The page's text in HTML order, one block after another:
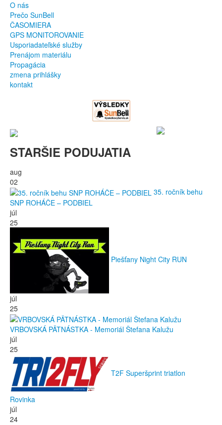
O nás
Prečo SunBell
ČASOMIERA
GPS MONITOROVANIE
Usporiadateľské služby
Prenájom materiálu
Propagácia
zmena prihlášky
kontakt
STARŠIE PODUJATIA
aug
02
35. ročník behu
SNP ROHÁČE – PODBIEL
júl
25
Piešťany Night City RUN
júl
25
VRBOVSKÁ PÄTNÁSTKA - Memoriál Štefana Kalužu
júl
25
T2F Superšprint triatlon
Rovinka
júl
24